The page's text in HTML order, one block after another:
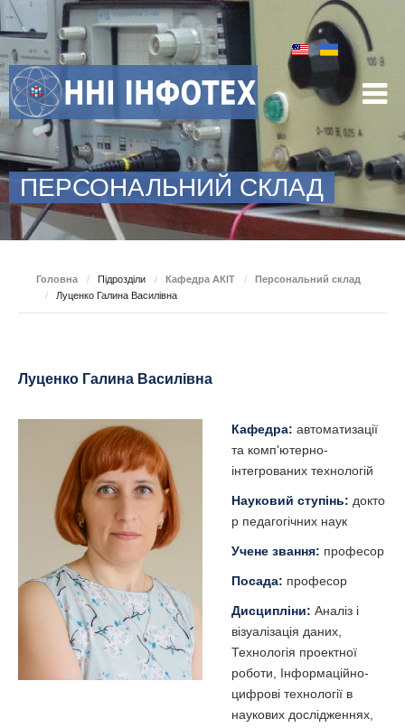
ПЕРСОНАЛЬНИЙ СКЛАД
Головна / Підрозділи / Кафедра АКІТ /
Персональний склад
/
Луценко Галина Василівна
Луценко Галина Василівна
Кафедра: автоматизації
та комп'ютерно-
інтегрованих технологій
Науковий ступінь: докто
р педагогічних наук
Учене звання: професор
Посада: професор
Дисципліни: Аналіз і
візуалізація даних,
Технологія проектної
роботи, Інформаційно-
цифрові технології в
наукових дослідженнях,